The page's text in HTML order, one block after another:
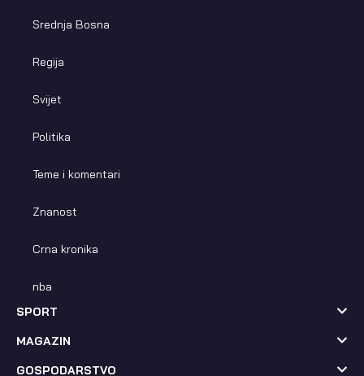
Srednja Bosna
Regija
Svijet
Politika
Teme i komentari
Znanost
Crna kronika
nba
SPORT
MAGAZIN
GOSPODARSTVO